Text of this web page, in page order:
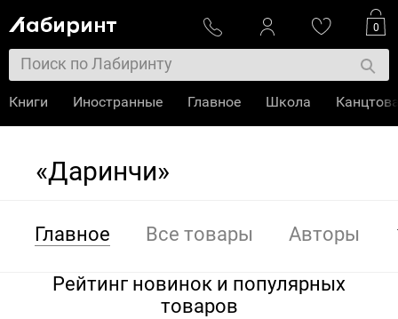
«Даринчи»
Главное Все товары Авторы
Рейтинг новинок и популярных
товаров
0
Книги Иностранные Главное Школа